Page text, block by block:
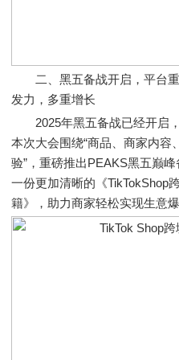
二、黑五备战开启，平台重
发力，多重增长
2025年黑五备战已经开启，
本次大会围绕“商品、商家内
验”，重磅推出PEAKS黑五巅
一份更加清晰的《TikTokShop
籍》，助力商家轻松实现生意爆